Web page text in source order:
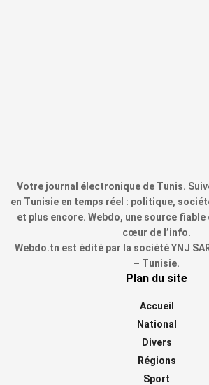
Votre journal électronique de Tunis.
en Tunisie en temps réel : politique,
et plus encore. Webdo, une source fiable
cœur de l’info.
Webdo.tn est édité par la société YNJ
– Tunisie.
Plan du site
Accueil
National
Divers
Régions
Sport